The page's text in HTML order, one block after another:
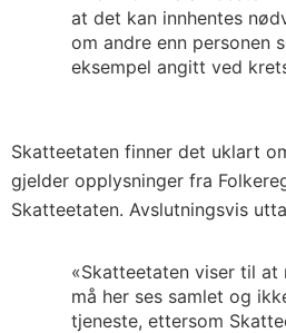
at det kan innhentes
om andre enn personen
eksempel angitt ved
Skatteetaten finner det uklart
gjelder opplysninger fra
Skatteetaten. Avslutningsvis
«Skatteetaten viser til
må her ses samlet og
tjeneste, ettersom